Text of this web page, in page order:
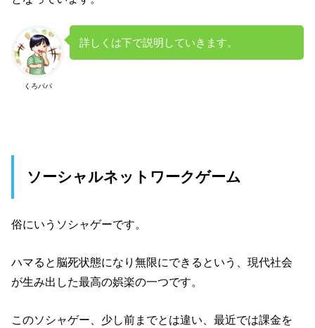
くろパパ
詳しくは下で説明していきます。
ソーシャルネットワークゲーム
俗にいうソシャゲーです。
ハマると脳死状態になり無限にできるという、現代社会
が生み出した最高の娯楽の一つです。
このソシャゲー、少し前までとは違い、最近では課金を